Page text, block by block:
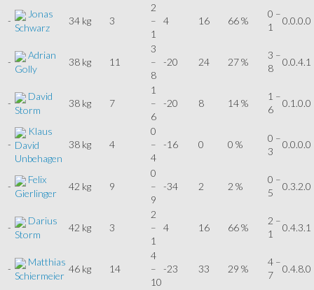
-
Jonas
Schwarz
34 kg 3
2
–
1
4 16 66 %
0 –
1
0.0.0.0
-
Adrian
Golly
38 kg 11
3
–
8
-20 24 27 %
3 –
8
0.0.4.1
-
David
Storm
38 kg 7
1
–
6
-20 8 14 %
1 –
6
0.1.0.0
-
Klaus
David
Unbehagen
38 kg 4
0
–
4
-16 0 0 %
0 –
3
0.0.0.0
-
Felix
Gierlinger
42 kg 9
0
–
9
-34 2 2 %
0 –
5
0.3.2.0
-
Darius
Storm
42 kg 3
2
–
1
4 16 66 %
2 –
1
0.4.3.1
-
Matthias
Schiermeier
46 kg 14
4
–
10
-23 33 29 %
4 –
7
0.4.8.0